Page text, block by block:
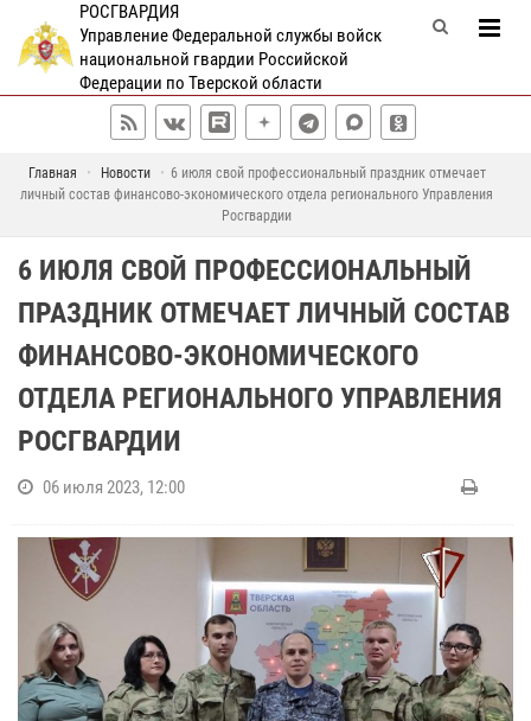
РОСГВАРДИЯ
Управление Федеральной службы войск
национальной гвардии Российской
Федерации по Тверской области
Главная Новости
6 июля свой профессиональный праздник отмечает
личный состав финансово-экономического отдела регионального Управления
Росгвардии
6 ИЮЛЯ СВОЙ ПРОФЕССИОНАЛЬНЫЙ
ПРАЗДНИК ОТМЕЧАЕТ ЛИЧНЫЙ СОСТАВ
ФИНАНСОВО-ЭКОНОМИЧЕСКОГО
ОТДЕЛА РЕГИОНАЛЬНОГО УПРАВЛЕНИЯ
РОСГВАРДИИ
06 июля 2023, 12:00